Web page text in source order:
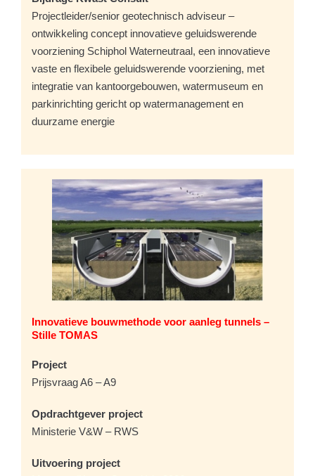
Projectleider/senior geotechnisch adviseur –
ontwikkeling concept innovatieve geluidswerende
voorziening Schiphol Waterneutraal, een innovatieve
vaste en flexibele geluidswerende voorziening, met
integratie van kantoorgebouwen, watermuseum en
parkinrichting gericht op watermanagement en
duurzame energie
Innovatieve bouwmethode voor aanleg tunnels –
Stille TOMAS
Project
Prijsvraag A6 – A9
Opdrachtgever project
Ministerie V&W – RWS
Uitvoering project